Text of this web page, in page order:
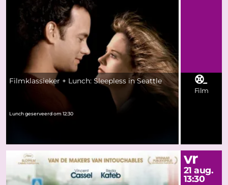
Filmklassieker + Lunch: Sleepless in Seattle
Lunch geserveerd om 12:30
Film
vr
21 aug.
13:30